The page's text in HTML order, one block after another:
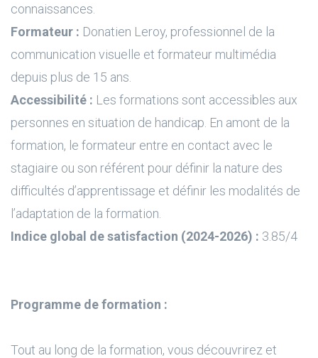
connaissances.
Formateur : Donatien Leroy, professionnel de la
communication visuelle et formateur multimédia
depuis plus de 15 ans.
Accessibilité : Les formations sont accessibles aux
personnes en situation de handicap. En amont de la
formation, le formateur entre en contact avec le
stagiaire ou son référent pour définir la nature des
difficultés d’apprentissage et définir les modalités de
l’adaptation de la formation.
Indice global de satisfaction (2024-2026) : 3.85/4
Programme de formation :
Tout au long de la formation, vous découvrirez et